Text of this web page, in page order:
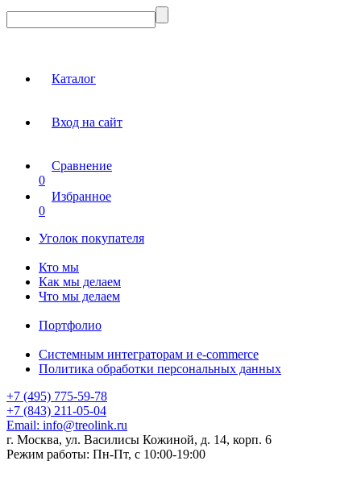
Каталог
Вход на сайт
Сравнение
0
Избранное
0
Уголок покупателя
Кто мы
Как мы делаем
Что мы делаем
Портфолио
Системным интеграторам и e-commerce
Политика обработки персональных данных
+7 (495) 775-59-78
+7 (843) 211-05-04
Email: info@treolink.ru
г. Москва, ул. Василисы Кожиной, д. 14, корп. 6
Режим работы: Пн-Пт, с 10:00-19:00